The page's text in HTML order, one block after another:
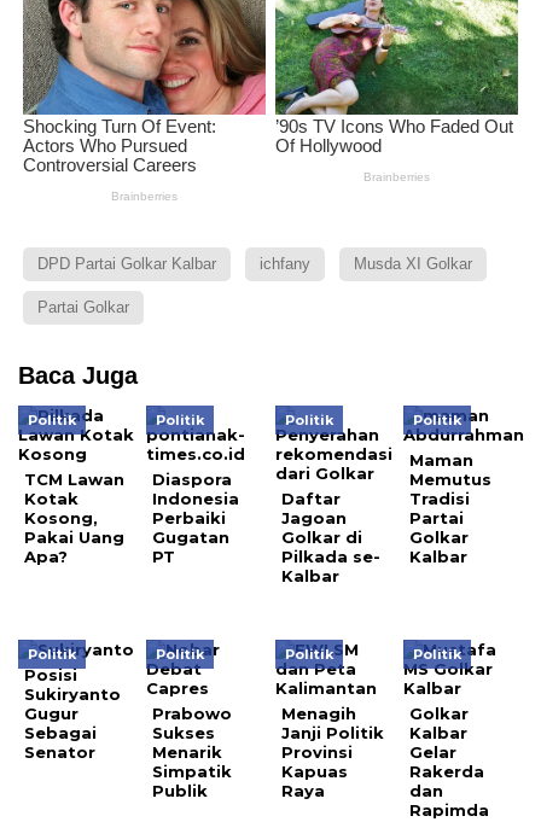
DPD Partai Golkar Kalbar ichfany Musda XI Golkar
Partai Golkar
Baca Juga
Politik
TCM Lawan
Kotak
Kosong,
Pakai Uang
Apa?
Politik
Diaspora
Indonesia
Perbaiki
Gugatan
PT
Politik
Daftar
Jagoan
Golkar di
Pilkada se-
Kalbar
Politik
Maman
Memutus
Tradisi
Partai
Golkar
Kalbar
Politik
Posisi
Sukiryanto
Gugur
Sebagai
Senator
Politik
Prabowo
Sukses
Menarik
Simpatik
Publik
Politik
Menagih
Janji Politik
Provinsi
Kapuas
Raya
Politik
Golkar
Kalbar
Gelar
Rakerda
dan
Rapimda